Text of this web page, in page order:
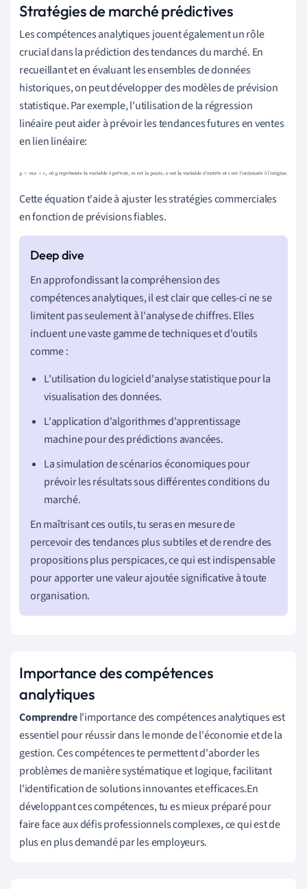
Stratégies de marché prédictives
Les compétences analytiques jouent également un rôle
crucial dans la prédiction des tendances du marché. En
recueillant et en évaluant les ensembles de données
historiques, on peut développer des modèles de prévision
statistique. Par exemple, l'utilisation de la régression
linéaire peut aider à prévoir les tendances futures en ventes
en lien linéaire:
ù é à é é é à
y=mx+c,oùyreprésente la variable à prévoir,mest la
Cette équation t'aide à ajuster les stratégies commerciales
en fonction de prévisions fiables.
En approfondissant la compréhension des
compétences analytiques, il est clair que celles-ci ne se
limitent pas seulement à l'analyse de chiffres. Elles
incluent une vaste gamme de techniques et d'outils
comme :
L'utilisation du logiciel d'analyse statistique pour la
visualisation des données.
L'application d'algorithmes d'apprentissage
machine pour des prédictions avancées.
La simulation de scénarios économiques pour
prévoir les résultats sous différentes conditions du
marché.
En maîtrisant ces outils, tu seras en mesure de
percevoir des tendances plus subtiles et de rendre des
propositions plus perspicaces, ce qui est indispensable
pour apporter une valeur ajoutée significative à toute
organisation.
Importance des compétences
analytiques
Comprendrel'importance des compétences analytiques est
essentiel pour réussir dans le monde de l'économie et de la
gestion. Ces compétences te permettent d'aborder les
problèmes de manière systématique et logique, facilitant
l'identification de solutions innovantes et efficaces.En
développant ces compétences, tu es mieux préparé pour
faire face aux défis professionnels complexes, ce qui est de
plus en plus demandé par les employeurs.